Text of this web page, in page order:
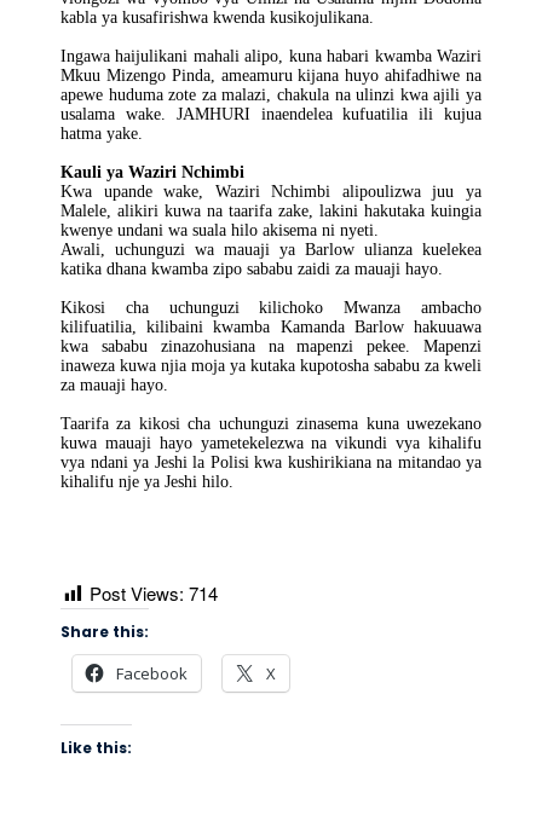
kabla ya kusafirishwa kwenda kusikojulikana.
Ingawa haijulikani mahali alipo, kuna habari kwamba Waziri
Mkuu Mizengo Pinda, ameamuru kijana huyo ahifadhiwe na
apewe huduma zote za malazi, chakula na ulinzi kwa ajili ya
usalama wake. JAMHURI inaendelea kufuatilia ili kujua
hatma yake.
Kauli ya Waziri Nchimbi
Kwa upande wake, Waziri Nchimbi alipoulizwa juu ya
Malele, alikiri kuwa na taarifa zake, lakini hakutaka kuingia
kwenye undani wa suala hilo akisema ni nyeti.
Awali, uchunguzi wa mauaji ya Barlow ulianza kuelekea
katika dhana kwamba zipo sababu zaidi za mauaji hayo.
Kikosi cha uchunguzi kilichoko Mwanza ambacho
kilifuatilia, kilibaini kwamba Kamanda Barlow hakuuawa
kwa sababu zinazohusiana na mapenzi pekee. Mapenzi
inaweza kuwa njia moja ya kutaka kupotosha sababu za kweli
za mauaji hayo.
Taarifa za kikosi cha uchunguzi zinasema kuna uwezekano
kuwa mauaji hayo yametekelezwa na vikundi vya kihalifu
vya ndani ya Jeshi la Polisi kwa kushirikiana na mitandao ya
kihalifu nje ya Jeshi hilo.
Post Views: 714
Share this:
Facebook X
Like this: